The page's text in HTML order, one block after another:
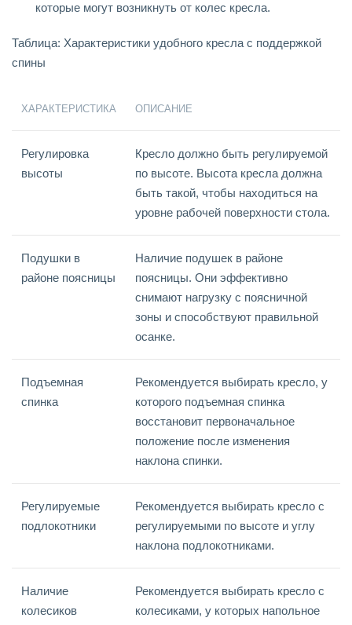
которые могут возникнуть от колес кресла.
Таблица: Характеристики удобного кресла с поддержкой
спины
ХАРАКТЕРИСТИКА ОПИСАНИЕ
Регулировка
высоты
Кресло должно быть регулируемой
по высоте. Высота кресла должна
быть такой, чтобы находиться на
уровне рабочей поверхности стола.
Подушки в
районе поясницы
Наличие подушек в районе
поясницы. Они эффективно
снимают нагрузку с поясничной
зоны и способствуют правильной
осанке.
Подъемная
спинка
Рекомендуется выбирать кресло, у
которого подъемная спинка
восстановит первоначальное
положение после изменения
наклона спинки.
Регулируемые
подлокотники
Рекомендуется выбирать кресло с
регулируемыми по высоте и углу
наклона подлокотниками.
Наличие
колесиков
Рекомендуется выбирать кресло с
колесиками, у которых напольное